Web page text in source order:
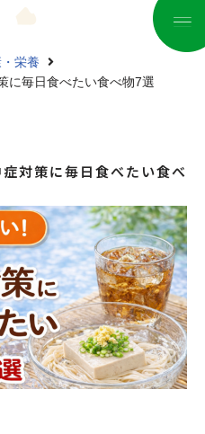
栄養
に毎日食べたい食べ物7選
対策に毎日食べたい食べ